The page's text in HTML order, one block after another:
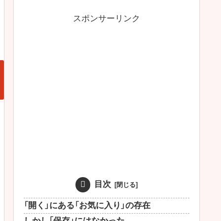
スポンサーリンク
目次
「開く」にある「お気に入り」の存在